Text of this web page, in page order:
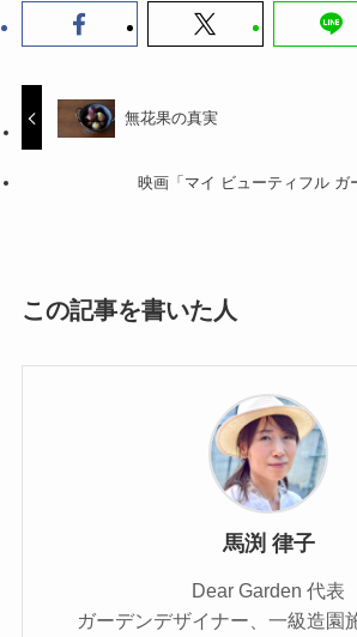
無花果の真実
映画「マイ ビューティフル ガ
この記事を書いた人
馬渕 律子
Dear Garden 代表
ガーデンデザイナー、一級造園